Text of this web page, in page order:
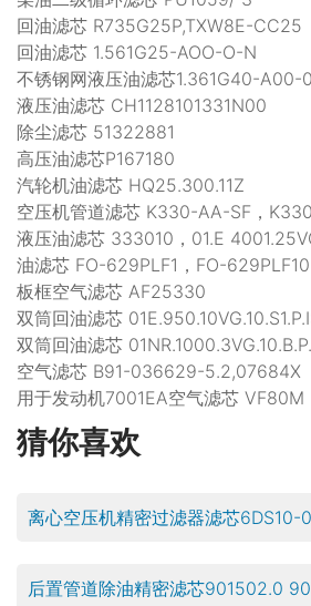
回油滤芯 R735G25P,TXW8E-CC25
回油滤芯 1.561G25-AOO-O-N
不锈钢网液压油滤芯1.361G40-A00-
液压油滤芯 CH1128101331N00
除尘滤芯 51322881
高压油滤芯P167180
汽轮机油滤芯 HQ25.300.11Z
空压机管道滤芯 K330-AA-SF，
液压油滤芯 333010，01.E
油滤芯 FO-629PLF1，FO-629PLF10
板框空气滤芯 AF25330
双筒回油滤芯
双筒回油滤芯
空气滤芯 B91-036629-5.2,07684X
用于发动机7001EA空气滤芯 VF80M
猜你喜欢
离心空压机精密过滤器滤芯6DS10-
后置管道除油精密滤芯901502.0